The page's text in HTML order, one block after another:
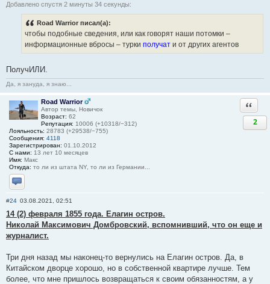
Добавлено спустя 2 минуты 34 секунды:
Road Warrior писал(а):
чтобы подобные сведения, или как говорят наши потомки –
информационные вбросы – турки получат и от других агентов
ПолучИЛИ.
Да, я зануда, я знаю...
Road Warrior
Автор темы, Новичок
Возраст: 62
Репутация: 10006 (+10318/−312)
Лояльность: 28783 (+29538/−755)
Сообщения: 4118
Зарегистрирован: 01.10.2012
С нами: 13 лет 10 месяцев
Имя: Макс
Откуда: то ли из штата NY, то ли из Германии...
Отправить личное сообщение
2
#24 03.08.2021, 02:51
14 (2) февраля 1855 года. Елагин остров.
Николай Максимович Домбровский, вспомнивший, что он еще и
журналист.
Три дня назад мы наконец-то вернулись на Елагин остров. Да, в
Китайском дворце хорошо, но в собственной квартире лучше. Тем
более, что мне пришлось возвращаться к своим обязанностям, а у